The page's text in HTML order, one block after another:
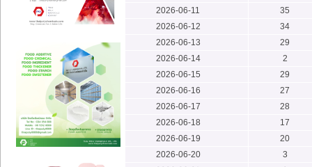
2026-06-11
35
2026-06-12
34
2026-06-13
29
2026-06-14
2
2026-06-15
29
2026-06-16
27
2026-06-17
28
2026-06-18
17
2026-06-19
20
2026-06-20
3